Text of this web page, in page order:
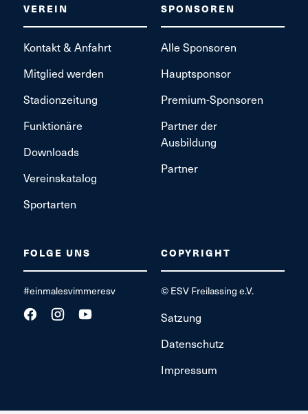
VEREIN
Kontakt & Anfahrt
Mitglied werden
Stadionzeitung
Funktionäre
Downloads
Vereinskatalog
Sportarten
SPONSOREN
Alle Sponsoren
Hauptsponsor
Premium-Sponsoren
Partner der
Ausbildung
Partner
FOLGE UNS
#einmalesvimmeresv
COPYRIGHT
© ESV Freilassing e.V.
Satzung
Datenschutz
Impressum